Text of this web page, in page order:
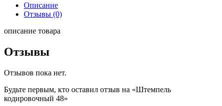
Описание
Отзывы (0)
описание товара
Отзывы
Отзывов пока нет.
Будьте первым, кто оставил отзыв на «Штемпель
кодировочный 48»